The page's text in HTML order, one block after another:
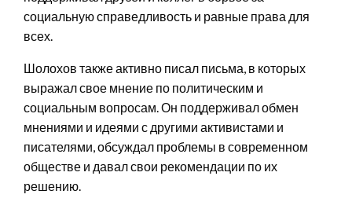
социальную справедливость и равные права для
всех.
Шолохов также активно писал письма, в которых
выражал свое мнение по политическим и
социальным вопросам. Он поддерживал обмен
мнениями и идеями с другими активистами и
писателями, обсуждал проблемы в современном
обществе и давал свои рекомендации по их
решению.